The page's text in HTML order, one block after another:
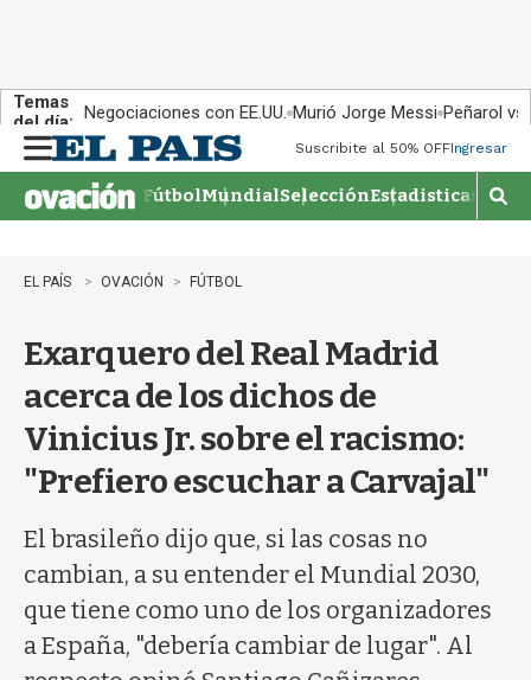
Temas
del día: Negociaciones con EE.UU. Murió Jorge Messi Peñarol
n
u
Suscribite al 50% OFFIngresar
FútbolMundialSelecciónEstadisticas
M
o
EL PAÍS OVACIÓN FÚTBOL
Exarquero del Real Madrid
acerca de los dichos de
Vinicius Jr. sobre el racismo:
"Prefiero escuchar a Carvajal"
El brasileño dijo que, si las cosas no
cambian, a su entender el Mundial 2030,
que tiene como uno de los organizadores
a España, "debería cambiar de lugar". Al